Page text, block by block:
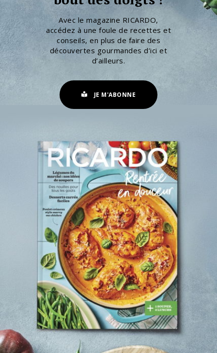
Avec le magazine RICARDO,
accédez à une foule de recettes et
conseils, en plus de faire des
découvertes gourmandes d’ici et
d’ailleurs.
JE M'ABONNE